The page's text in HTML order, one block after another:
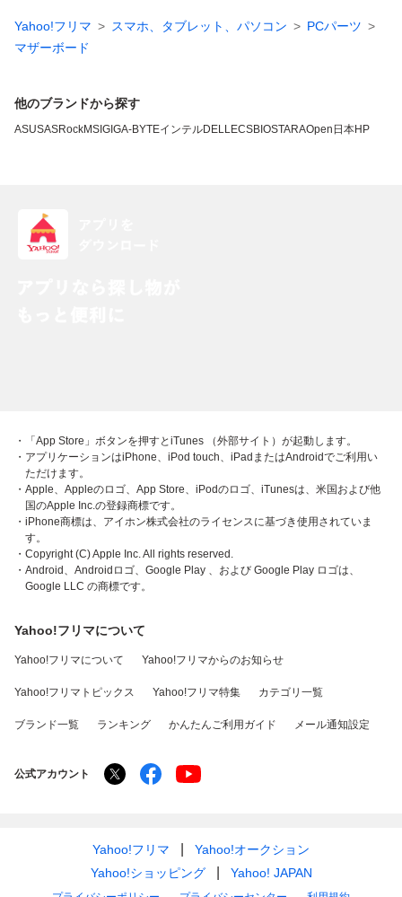
Yahoo!フリマ スマホ、タブレット、パソコン
PCパーツ
マザーボード
他のブランドから探す
ASUSASRockMSI GIGA-BYTEインテルDELLECSBIOSTARAOpen 日本HP
・「App Store」ボタンを押すとiTunes （外部サイト）が起動します。
・アプリケーションはiPhone、iPod touch、iPadまたはAndroidでご利用い
ただけます。
・Apple、Appleのロゴ、App Store、iPodのロゴ、iTunesは、米国および他
国のApple Inc.の登録商標です。
・iPhone商標は、アイホン株式会社のライセンスに基づき使用されていま
す。
・Copyright (C) Apple Inc. All rights reserved.
・Android、Androidロゴ、Google Play 、および Google Play ロゴは、
Google LLC の商標です。
Yahoo!フリマについて
Yahoo!フリマについて Yahoo!フリマからのお知らせ
Yahoo!フリマトピックス Yahoo!フリマ特集 カテゴリ一覧
ブランド一覧 ランキング かんたんご利用ガイド メール通知設定
公式アカウント
Yahoo!フリマ
Yahoo!オークション
Yahoo!ショッピング
Yahoo! JAPAN